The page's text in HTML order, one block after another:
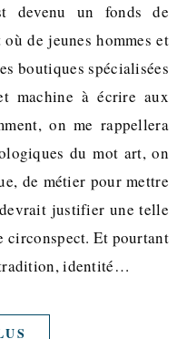
devenu un fonds de
de jeunes hommes et
boutiques spécialisées
machine à écrire aux
on me rappellera
du mot art, on
de métier pour mettre
justifier une telle
circonspect. Et pourtant
tradition, identité…